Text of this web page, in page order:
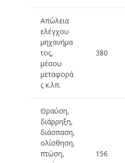
Απώλεια
ελέγχου
μηχανήμα
τος,
μέσου
μεταφορά
ς κ.λπ.
380
Θραύση,
διάρρηξη,
διάσπαση,
ολίσθηση,
πτώση,
156